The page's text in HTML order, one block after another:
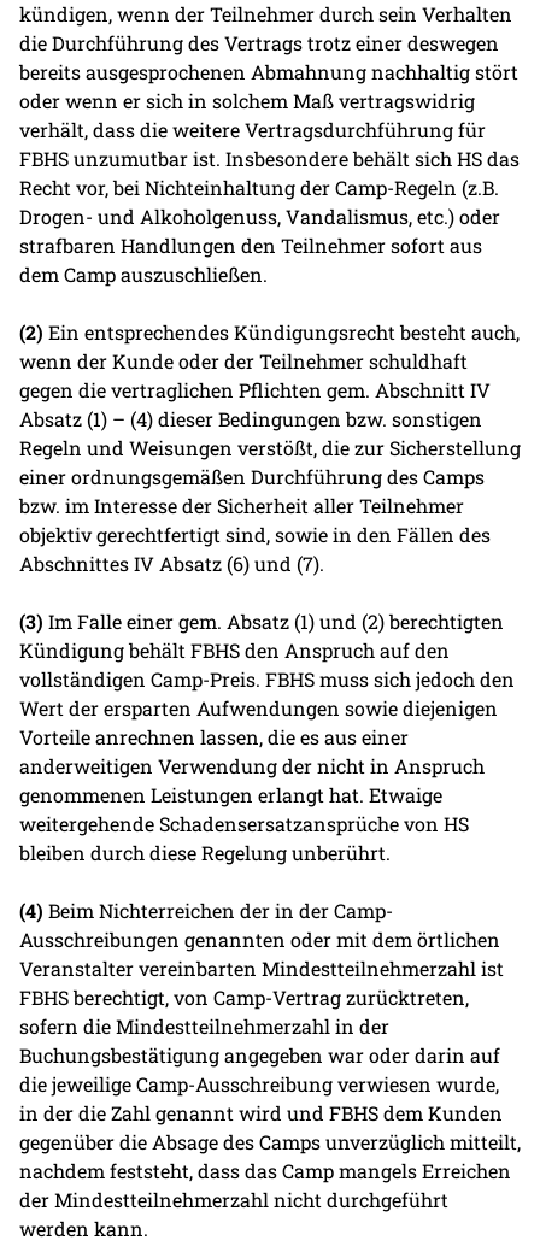
kündigen, wenn der Teilnehmer durch sein Verhalten
die Durchführung des Vertrags trotz einer deswegen
bereits ausgesprochenen Abmahnung nachhaltig stört
oder wenn er sich in solchem Maß vertragswidrig
verhält, dass die weitere Vertragsdurchführung für
FBHS unzumutbar ist. Insbesondere behält sich HS das
Recht vor, bei Nichteinhaltung der Camp-Regeln (z.B.
Drogen- und Alkoholgenuss, Vandalismus, etc.) oder
strafbaren Handlungen den Teilnehmer sofort aus
dem Camp auszuschließen.
(2) Ein entsprechendes Kündigungsrecht besteht auch,
wenn der Kunde oder der Teilnehmer schuldhaft
gegen die vertraglichen Pflichten gem. Abschnitt IV
Absatz (1) – (4) dieser Bedingungen bzw. sonstigen
Regeln und Weisungen verstößt, die zur Sicherstellung
einer ordnungsgemäßen Durchführung des Camps
bzw. im Interesse der Sicherheit aller Teilnehmer
objektiv gerechtfertigt sind, sowie in den Fällen des
Abschnittes IV Absatz (6) und (7).
(3) Im Falle einer gem. Absatz (1) und (2) berechtigten
Kündigung behält FBHS den Anspruch auf den
vollständigen Camp-Preis. FBHS muss sich jedoch den
Wert der ersparten Aufwendungen sowie diejenigen
Vorteile anrechnen lassen, die es aus einer
anderweitigen Verwendung der nicht in Anspruch
genommenen Leistungen erlangt hat. Etwaige
weitergehende Schadensersatzansprüche von HS
bleiben durch diese Regelung unberührt.
(4) Beim Nichterreichen der in der Camp-
Ausschreibungen genannten oder mit dem örtlichen
Veranstalter vereinbarten Mindestteilnehmerzahl ist
FBHS berechtigt, von Camp-Vertrag zurücktreten,
sofern die Mindestteilnehmerzahl in der
Buchungsbestätigung angegeben war oder darin auf
die jeweilige Camp-Ausschreibung verwiesen wurde,
in der die Zahl genannt wird und FBHS dem Kunden
gegenüber die Absage des Camps unverzüglich mitteilt,
nachdem feststeht, dass das Camp mangels Erreichen
der Mindestteilnehmerzahl nicht durchgeführt
werden kann.